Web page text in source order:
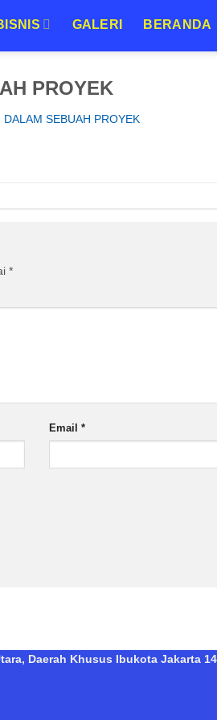
GALERI BERANDA
PROYEK
SEBUAH PROYEK
*
Email *
Daerah Khusus Ibukota Jakarta